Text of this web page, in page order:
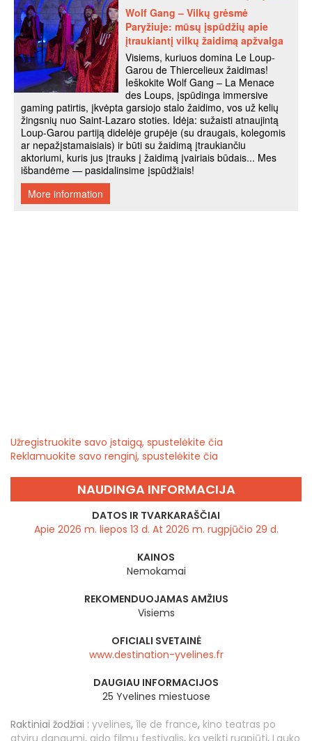
Užregistruokite savo įstaigą, spustelėkite čia
Reklamuokite savo renginį, spustelėkite čia
NAUDINGA INFORMACIJA
DATOS IR TVARKARAŠČIAI
Apie 2026 m. liepos 13 d. At 2026 m. rugpjūčio 29 d.
KAINOS
Nemokamai
REKOMENDUOJAMAS AMŽIUS
Visiems
OFICIALI SVETAINĖ
www.destination-yvelines.fr
DAUGIAU INFORMACIJOS
25 Yvelines miestuose
Raktiniai žodžiai : yvelines, île de france, kino teatras po